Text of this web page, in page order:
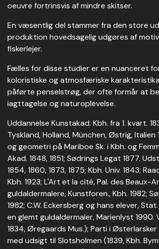
oeuvre fortrinsvis af mindre skitser.
En væsentlig del stammer fra den store
produktion hovedsagelig udgøres af
fiskerlejer.
Fælles for disse studier er en nuanceret
koloristiske og atmosfæriske
påførte penselstrøg, der ofte formår at
iagttagelse og naturoplevelse.
Uddannelse Kunstakad. Kbh. fra 1. kvart.
Tyskland, Holland, München, Østrig,
og geometri på Mariboe Sk. i Kbh. og
Akad. 1848, 1851; Sødrings Legat 1877.
1854, 1860, 1873, 1875; Kbh. Univ. 1843;
Kbh. 1923; L'Art et la cité, Pal. des Beaux-
guldaldermalere, Kunstforen., Kbh. 1982;
1982; C.W. Eckersberg og hans elever,
en glemt guldaldermaler, Marienlyst 1990.
1834, Øregaards Mus.); Parti i Østerlarsker
med udsigt til Slotsholmen (1839, Kbh.